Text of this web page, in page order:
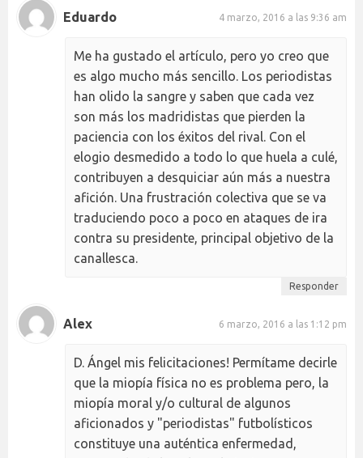
Eduardo 4 marzo, 2016 a las 9:36 am
Me ha gustado el artículo, pero yo creo que
es algo mucho más sencillo. Los periodistas
han olido la sangre y saben que cada vez
son más los madridistas que pierden la
paciencia con los éxitos del rival. Con el
elogio desmedido a todo lo que huela a culé,
contribuyen a desquiciar aún más a nuestra
afición. Una frustración colectiva que se va
traduciendo poco a poco en ataques de ira
contra su presidente, principal objetivo de la
canallesca.
Responder
Alex 6 marzo, 2016 a las 1:12 pm
D. Ángel mis felicitaciones! Permítame decirle
que la miopía física no es problema pero, la
miopía moral y/o cultural de algunos
aficionados y "periodistas" futbolísticos
constituye una auténtica enfermedad,